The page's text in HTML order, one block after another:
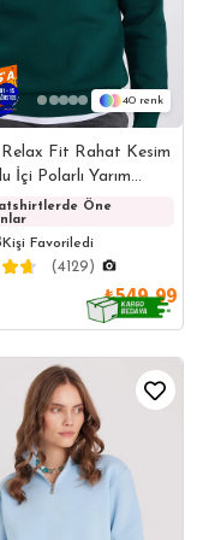
TL
40
Relax Fit Rahat Kesim
İçi Polarlı Yarım
Haki Dik Yaka
Öne
Kişi Favoriledi
(4129)
₺549,99